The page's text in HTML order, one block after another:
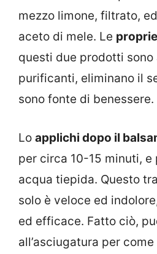
mezzo limone, filtrato,
aceto di mele. Le
questi due prodotti
purificanti, eliminano il
sono fonte di benessere.
Lo applichi dopo il
per circa 10-15 minuti,
acqua tiepida. Questo
solo è veloce ed
ed efficace. Fatto ciò,
all’asciugatura per